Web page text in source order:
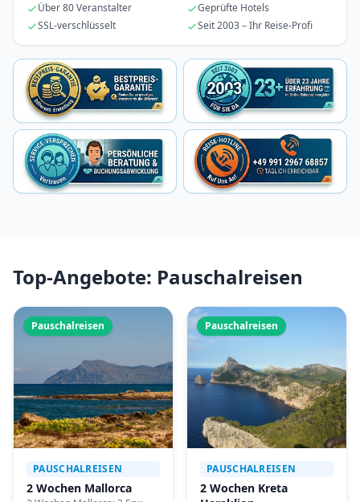
Über 80 Veranstalter
Geprüfte Hotels
SSL-verschlüsselt
Seit 2003 – Ihr Reise-Profi
Top-Angebote: Pauschalreisen
Pauschalreisen
PAUSCHALREISEN
2 Wochen Mallorca
Pauschalreisen
PAUSCHALREISEN
2 Wochen Kreta